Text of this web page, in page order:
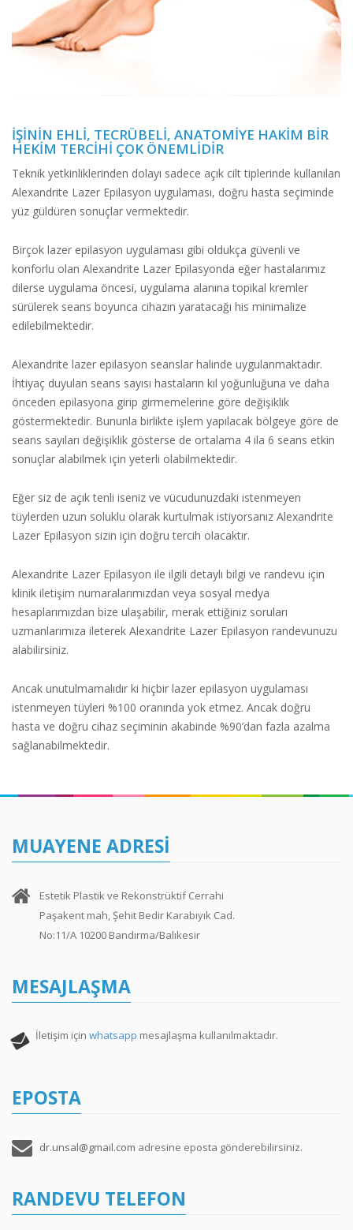
İŞININ EHLI, TECRÜBELI, ANATOMIYE HAKIM BIR
HEKIM TERCIHI ÇOK ÖNEMLIDIR
Teknik yetkinliklerinden dolayı sadece açık cilt tiplerinde kullanılan
Alexandrite Lazer Epilasyon uygulaması, doğru hasta seçiminde
yüz güldüren sonuçlar vermektedir.
Birçok lazer epilasyon uygulaması gibi oldukça güvenli ve
konforlu olan Alexandrite Lazer Epilasyonda eğer hastalarımız
dilerse uygulama öncesi, uygulama alanına topikal kremler
sürülerek seans boyunca cihazın yaratacağı his minimalize
edilebilmektedir.
Alexandrite lazer epilasyon seanslar halinde uygulanmaktadır.
İhtiyaç duyulan seans sayısı hastaların kıl yoğunluğuna ve daha
önceden epilasyona girip girmemelerine göre değişiklik
göstermektedir. Bununla birlikte işlem yapılacak bölgeye göre de
seans sayıları değişiklik gösterse de ortalama 4 ila 6 seans etkin
sonuçlar alabilmek için yeterli olabilmektedir.
Eğer siz de açık tenli iseniz ve vücudunuzdaki istenmeyen
tüylerden uzun soluklu olarak kurtulmak istiyorsanız Alexandrite
Lazer Epilasyon sizin için doğru tercih olacaktır.
Alexandrite Lazer Epilasyon ile ilgili detaylı bilgi ve randevu için
klinik iletişim numaralarımızdan veya sosyal medya
hesaplarımızdan bize ulaşabilir, merak ettiğiniz soruları
uzmanlarımıza ileterek Alexandrite Lazer Epilasyon randevunuzu
alabilirsiniz.
Ancak unutulmamalıdır ki hiçbir lazer epilasyon uygulaması
istenmeyen tüyleri %100 oranında yok etmez. Ancak doğru
hasta ve doğru cihaz seçiminin akabinde %90’dan fazla azalma
sağlanabilmektedir.
MUAYENE ADRESI
Estetik Plastik ve Rekonstrüktif Cerrahi
Paşakent mah, Şehit Bedir Karabıyık Cad.
No:11/A 10200 Bandırma/Balıkesir
MESAJLAŞMA
İletişim için whatsapp mesajlaşma kullanılmaktadır.
EPOSTA
dr.unsal@gmail.com adresine eposta gönderebilirsiniz.
RANDEVU TELEFON